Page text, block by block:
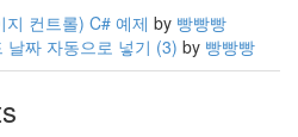
컨트롤) C# 예제 by 빵빵빵
짜 자동으로 넣기 (3) by 빵빵빵